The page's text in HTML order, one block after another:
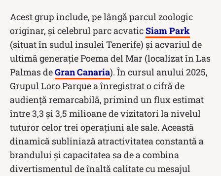
Acest grup include, pe lângă parcul zoologic
originar, și celebrul parc acvaticSiam Park
(situat în sudul insulei Tenerife) și acvariul de
ultimă generație Poema del Mar (localizat în Las
Palmas deGran Canaria). În cursul anului 2025,
Grupul Loro Parque a înregistrat o cifră de
audiență remarcabilă, primind un flux estimat
între 3,3 și 3,5 milioane de vizitatori la nivelul
tuturor celor trei operațiuni ale sale. Această
dinamică subliniază atractivitatea constantă a
brandului și capacitatea sa de a combina
divertismentul de înaltă calitate cu mesajul